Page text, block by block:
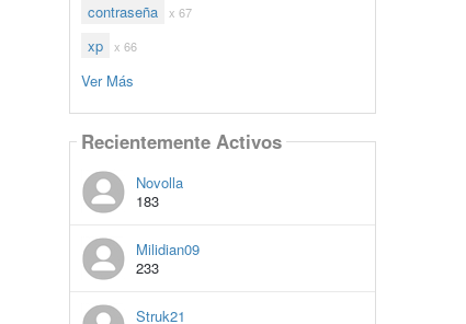
contraseña x 67
xp x 66
Ver Más
Recientemente Activos
Novolla
183
Milidian09
233
Struk21